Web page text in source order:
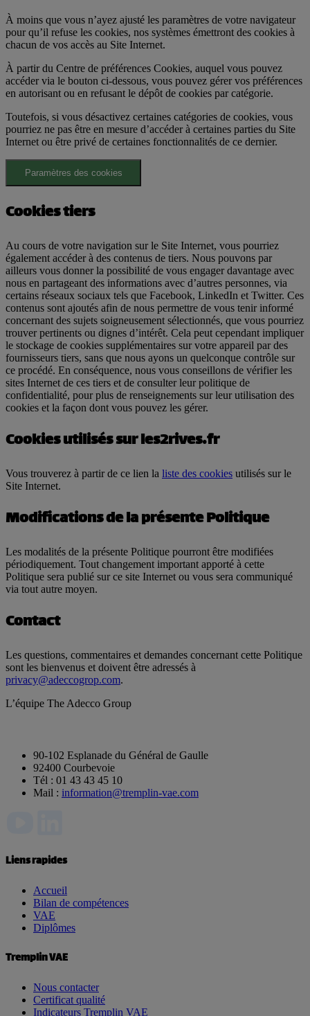
À moins que vous n’ayez ajusté les paramètres de votre navigateur
pour qu’il refuse les cookies, nos systèmes émettront des cookies à
chacun de vos accès au Site Internet.
À partir du Centre de préférences Cookies, auquel vous pouvez
accéder via le bouton ci-dessous, vous pouvez gérer vos préférences
en autorisant ou en refusant le dépôt de cookies par catégorie.
Toutefois, si vous désactivez certaines catégories de cookies, vous
pourriez ne pas être en mesure d’accéder à certaines parties du Site
Internet ou être privé de certaines fonctionnalités de ce dernier.
Paramètres des cookies
Cookies tiers
Au cours de votre navigation sur le Site Internet, vous pourriez
également accéder à des contenus de tiers. Nous pouvons par
ailleurs vous donner la possibilité de vous engager davantage avec
nous en partageant des informations avec d’autres personnes, via
certains réseaux sociaux tels que Facebook, LinkedIn et Twitter. Ces
contenus sont ajoutés afin de nous permettre de vous tenir informé
concernant des sujets soigneusement sélectionnés, que vous pourriez
trouver pertinents ou dignes d’intérêt. Cela peut cependant impliquer
le stockage de cookies supplémentaires sur votre appareil par des
fournisseurs tiers, sans que nous ayons un quelconque contrôle sur
ce procédé. En conséquence, nous vous conseillons de vérifier les
sites Internet de ces tiers et de consulter leur politique de
confidentialité, pour plus de renseignements sur leur utilisation des
cookies et la façon dont vous pouvez les gérer.
Cookies utilisés sur les2rives.fr
Vous trouverez à partir de ce lien la liste des cookies utilisés sur le
Site Internet.
Modifications de la présente Politique
Les modalités de la présente Politique pourront être modifiées
périodiquement. Tout changement important apporté à cette
Politique sera publié sur ce site Internet ou vous sera communiqué
via tout autre moyen.
Contact
Les questions, commentaires et demandes concernant cette Politique
sont les bienvenus et doivent être adressés à
privacy@adeccogrop.com.
L’équipe The Adecco Group
90-102 Esplanade du Général de Gaulle
92400 Courbevoie
Tél : 01 43 43 45 10
Mail : information@tremplin-vae.com
Liens rapides
Accueil
Bilan de compétences
VAE
Diplômes
Tremplin VAE
Nous contacter
Certificat qualité
Indicateurs Tremplin VAE